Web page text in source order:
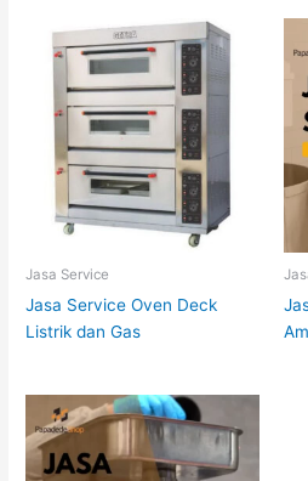
Jasa Service
Jasa Service Oven Deck
Listrik dan Gas